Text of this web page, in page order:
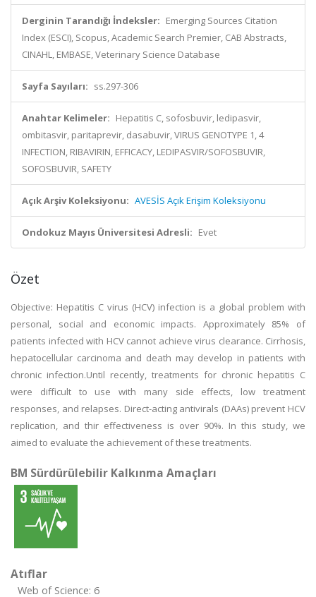
Derginin Tarandığı İndeksler: Emerging Sources Citation
Index (ESCI), Scopus, Academic Search Premier, CAB Abstracts,
CINAHL, EMBASE, Veterinary Science Database
Sayfa Sayıları: ss.297-306
Anahtar Kelimeler: Hepatitis C, sofosbuvir, ledipasvir,
ombitasvir, paritaprevir, dasabuvir, VIRUS GENOTYPE 1, 4
INFECTION, RIBAVIRIN, EFFICACY, LEDIPASVIR/SOFOSBUVIR,
SOFOSBUVIR, SAFETY
Açık Arşiv Koleksiyonu: AVESİS Açık Erişim Koleksiyonu
Ondokuz Mayıs Üniversitesi Adresli: Evet
Özet
Objective: Hepatitis C virus (HCV) infection is a global problem with
personal, social and economic impacts. Approximately 85% of
patients infected with HCV cannot achieve virus clearance. Cirrhosis,
hepatocellular carcinoma and death may develop in patients with
chronic infection.Until recently, treatments for chronic hepatitis C
were difficult to use with many side effects, low treatment
responses, and relapses. Direct-acting antivirals (DAAs) prevent HCV
replication, and thir effectiveness is over 90%. In this study, we
aimed to evaluate the achievement of these treatments.
BM Sürdürülebilir Kalkınma Amaçları
Atıflar
Web of Science: 6